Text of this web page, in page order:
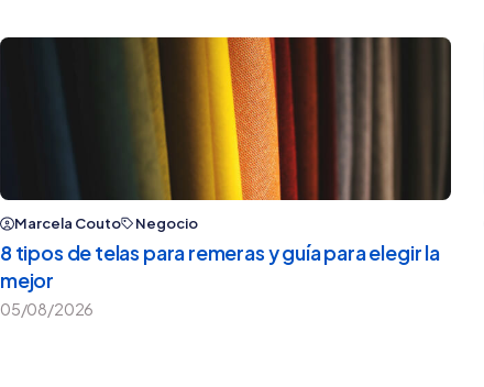
Marcela Couto Negocio
8 tipos de telas para remeras y guía para elegir la
mejor
05/08/2026